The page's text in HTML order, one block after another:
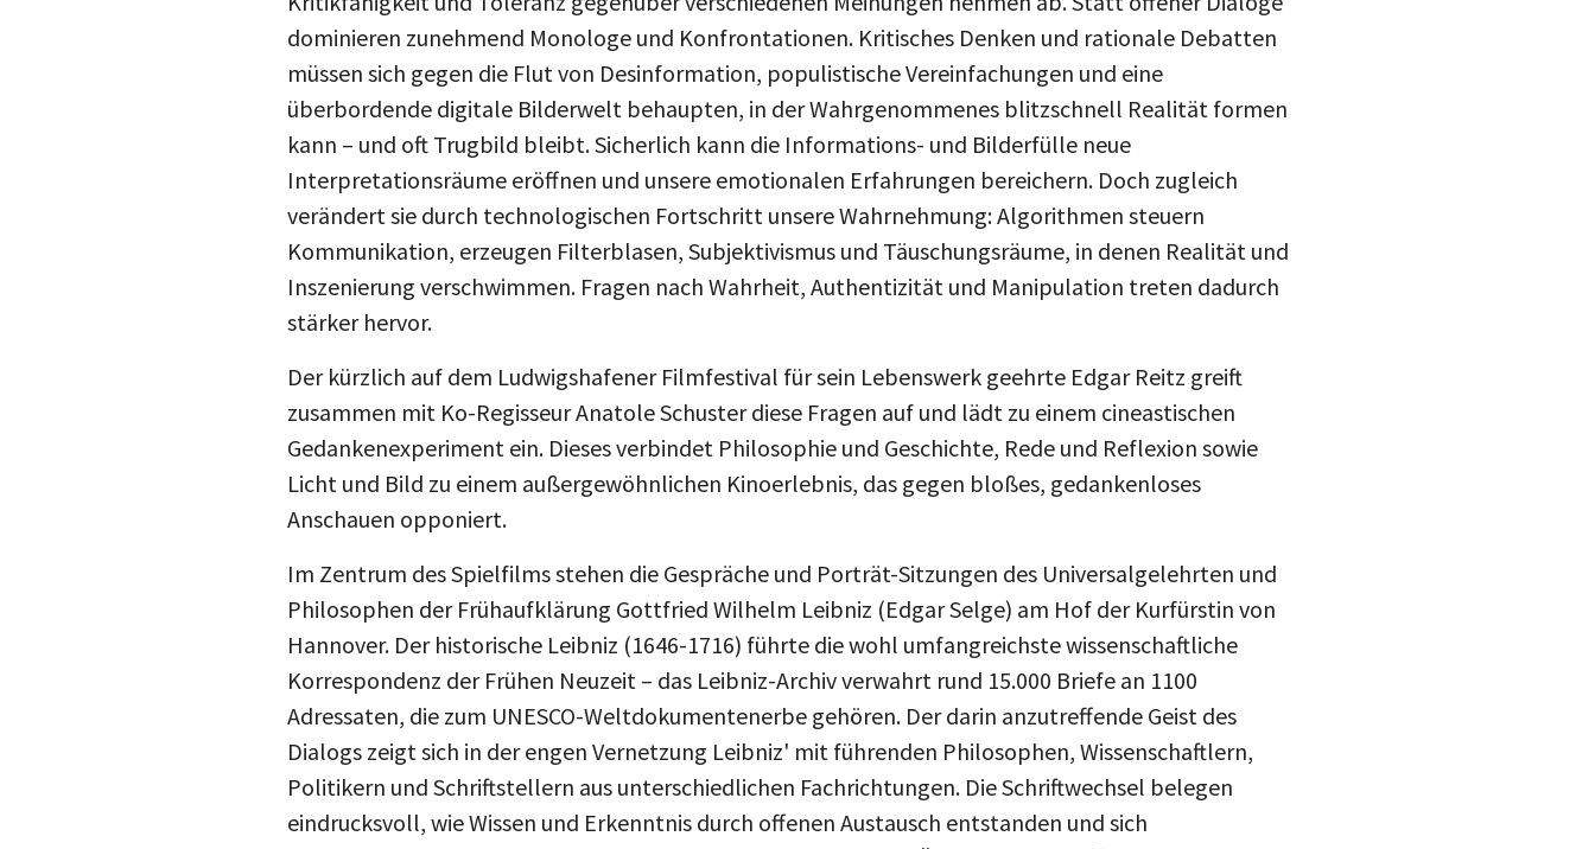
dominieren zunehmend Monologe und Konfrontationen. Kritisches Denken und rationale Debatten
müssen sich gegen die Flut von Desinformation, populistische Vereinfachungen und eine
überbordende digitale Bilderwelt behaupten, in der Wahrgenommenes blitzschnell Realität formen
kann – und oft Trugbild bleibt. Sicherlich kann die Informations- und Bilderfülle neue
Interpretationsräume eröffnen und unsere emotionalen Erfahrungen bereichern. Doch zugleich
verändert sie durch technologischen Fortschritt unsere Wahrnehmung: Algorithmen steuern
Kommunikation, erzeugen Filterblasen, Subjektivismus und Täuschungsräume, in denen Realität und
Inszenierung verschwimmen. Fragen nach Wahrheit, Authentizität und Manipulation treten dadurch
stärker hervor.
Der kürzlich auf dem Ludwigshafener Filmfestival für sein Lebenswerk geehrte Edgar Reitz greift
zusammen mit Ko-Regisseur Anatole Schuster diese Fragen auf und lädt zu einem cineastischen
Gedankenexperiment ein. Dieses verbindet Philosophie und Geschichte, Rede und Reflexion sowie
Licht und Bild zu einem außergewöhnlichen Kinoerlebnis, das gegen bloßes, gedankenloses
Anschauen opponiert.
Im Zentrum des Spielfilms stehen die Gespräche und Porträt-Sitzungen des Universalgelehrten und
Philosophen der Frühaufklärung Gottfried Wilhelm Leibniz (Edgar Selge) am Hof der Kurfürstin von
Hannover. Der historische Leibniz (1646-1716) führte die wohl umfangreichste wissenschaftliche
Korrespondenz der Frühen Neuzeit – das Leibniz-Archiv verwahrt rund 15.000 Briefe an 1100
Adressaten, die zum UNESCO-Weltdokumentenerbe gehören. Der darin anzutreffende Geist des
Dialogs zeigt sich in der engen Vernetzung Leibniz' mit führenden Philosophen, Wissenschaftlern,
Politikern und Schriftstellern aus unterschiedlichen Fachrichtungen. Die Schriftwechsel belegen
eindrucksvoll, wie Wissen und Erkenntnis durch offenen Austausch entstanden und sich